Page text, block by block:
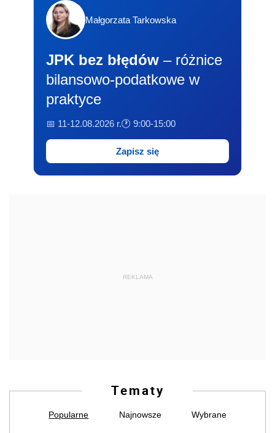
Małgorzata Tarkowska
JPK bez błędów – różnice
bilansowo-podatkowe w
praktyce
📅 11-12.08.2026 r.🕐 9:00-15:00
Zapisz się
REKLAMA
Tematy
Popularne Najnowsze Wybrane